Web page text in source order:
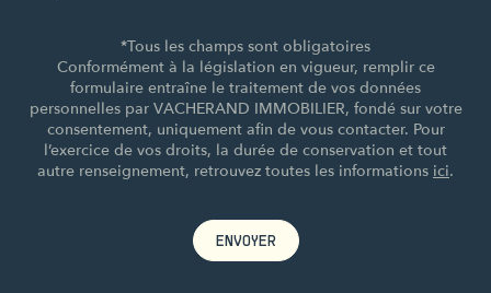
*Tous les champs sont obligatoires
Conformément à la législation en vigueur, remplir ce
formulaire entraîne le traitement de vos données
personnelles par VACHERAND IMMOBILIER, fondé sur votre
consentement, uniquement afin de vous contacter. Pour
l’exercice de vos droits, la durée de conservation et tout
autre renseignement, retrouvez toutes les informations ici.
ENVOYER